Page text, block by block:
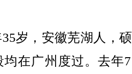
，安徽芜湖人，
在广州度过。去年